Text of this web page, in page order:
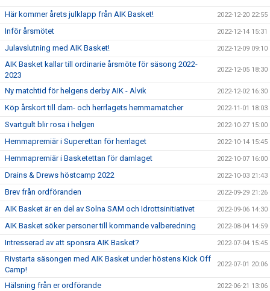
Här kommer årets julklapp från AIK Basket! 2022-12-20 22:55
Inför årsmötet 2022-12-14 15:31
Julavslutning med AIK Basket! 2022-12-09 09:10
AIK Basket kallar till ordinarie årsmöte för säsong 2022-
2023
2022-12-05 18:30
Ny matchtid för helgens derby AIK - Alvik 2022-12-02 16:30
Köp årskort till dam- och herrlagets hemmamatcher 2022-11-01 18:03
Svartgult blir rosa i helgen 2022-10-27 15:00
Hemmapremiär i Superettan för herrlaget 2022-10-14 15:45
Hemmapremiär i Basketettan för damlaget 2022-10-07 16:00
Drains & Drews höstcamp 2022 2022-10-03 21:43
Brev från ordföranden 2022-09-29 21:26
AIK Basket är en del av Solna SAM och Idrottsinitiativet 2022-09-06 14:30
AIK Basket söker personer till kommande valberedning 2022-08-04 14:59
Intresserad av att sponsra AIK Basket? 2022-07-04 15:45
Rivstarta säsongen med AIK Basket under höstens Kick Off
Camp!
2022-07-01 20:06
Hälsning från er ordförande 2022-06-21 13:06